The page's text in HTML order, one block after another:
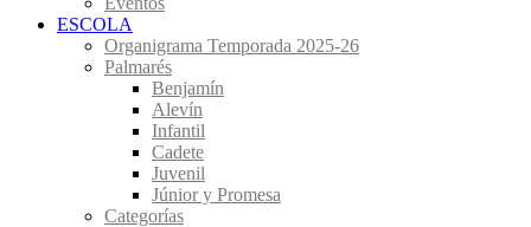
ESCOLA
Organigrama Temporada 2025-26
Palmarés
Benjamín
Alevín
Infantil
Cadete
Juvenil
Júnior y Promesa
Categorías